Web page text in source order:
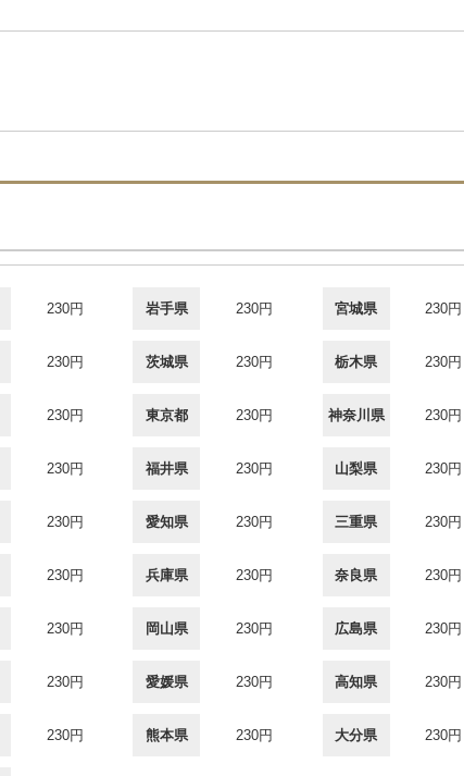
230円 岩手県 230円 宮城県 230円
230円 茨城県 230円 栃木県 230円
230円 東京都 230円 神奈川県 230円
230円 福井県 230円 山梨県 230円
230円 愛知県 230円 三重県 230円
230円 兵庫県 230円 奈良県 230円
230円 岡山県 230円 広島県 230円
230円 愛媛県 230円 高知県 230円
230円 熊本県 230円 大分県 230円